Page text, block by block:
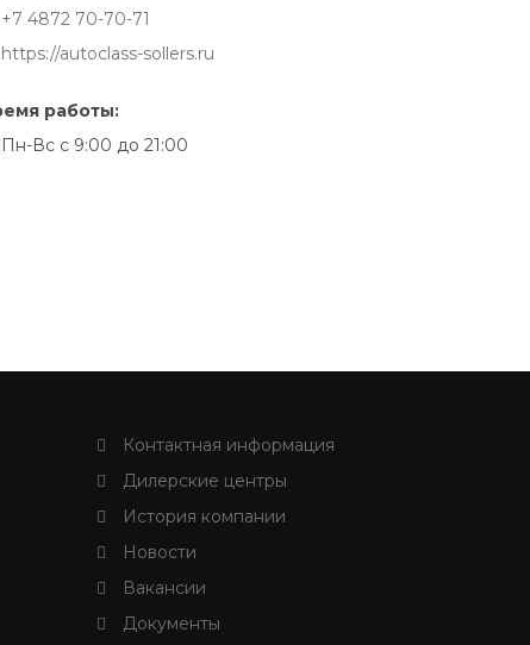
+7 4872 70-70-71
https://autoclass-sollers.ru
работы:
Пн-Вс с 9:00 до 21:00
Контактная информация
Дилерские центры
История компании
Новости
Вакансии
Документы